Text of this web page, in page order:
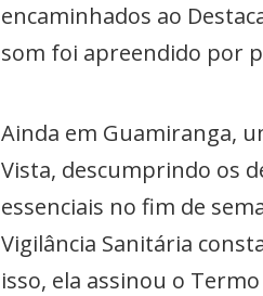
encaminhados ao
som foi apreendido por
Ainda em Guamiranga,
Vista, descumprindo os
essenciais no fim de
Vigilância Sanitária
isso, ela assinou o